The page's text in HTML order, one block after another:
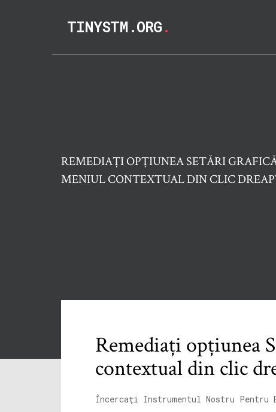
TINYSTM.ORG.
REMEDIAȚI OPȚIUNEA SETĂRI
MENIUL CONTEXTUAL DIN CLIC
Remediați opțiunea
contextual din clic
Încercați Instrumentul Nostru Pentru